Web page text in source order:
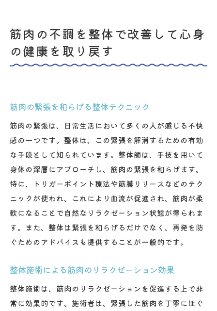
筋肉の不調を整体で改善して心身
の健康を取り戻す
筋肉の緊張を和らげる整体テクニック
筋肉の緊張は、日常生活において多くの人が感じる不快
感の一つです。整体は、この緊張を解消するための有効
な手段として知られています。整体師は、手技を用いて
身体の深層にアプローチし、筋肉の緊張を和らげます。
特に、トリガーポイント療法や筋膜リリースなどのテク
ニックが使われ、これにより血流が促進され、筋肉が柔
軟になることで自然なリラクゼーション状態が得られま
す。また、整体は緊張を和らげるだけでなく、再発を防
ぐためのアドバイスも提供することが一般的です。
整体施術による筋肉のリラクゼーション効果
整体施術は、筋肉のリラクゼーションを促進する上で非
常に効果的です。施術者は、緊張した筋肉を丁寧にほぐ